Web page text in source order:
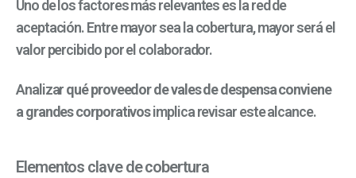
Uno de los factores más relevantes es la red de
aceptación. Entre mayor sea la cobertura, mayor será el
valor percibido por el colaborador.
Analizarqué proveedor de vales de despensa conviene
a grandes corporativosimplica revisar este alcance.
Elementos clave de cobertura